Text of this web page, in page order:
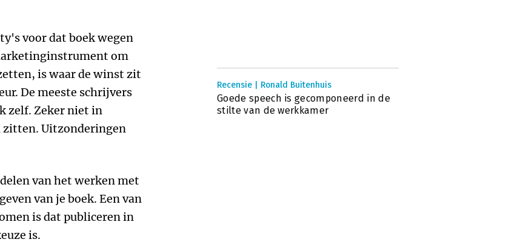
voor dat boek wegen
om
is waar de winst zit
De meeste schrijvers
zelf. Zeker niet in
zitten. Uitzonderingen
van het werken met
van je boek. Een van
is dat publiceren in
is.
Recensie | Ronald Buitenhuis
Goede speech is gecomponeerd in de
stilte van de werkkamer